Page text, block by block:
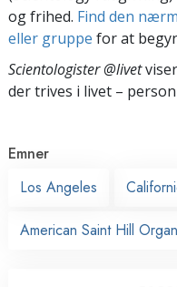
og frihed. Find den
eller gruppe for at
Scientologister @livet
der trives i livet –
Emner
Los Angeles
American Saint Hill